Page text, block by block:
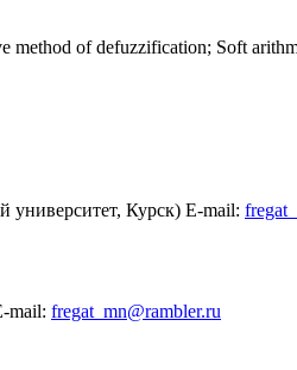
of defuzzification; Soft
университет, Курск) E-mail:
mail: fregat_mn@rambler.ru